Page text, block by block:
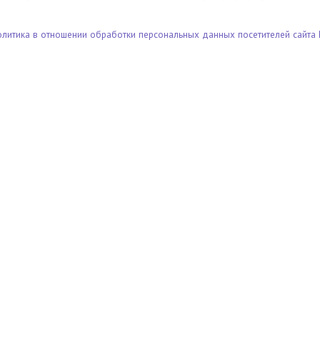
в отношении обработки персональных данных посетителей